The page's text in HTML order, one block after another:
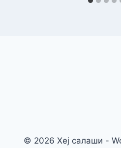
© 2026 Хеј салаши -